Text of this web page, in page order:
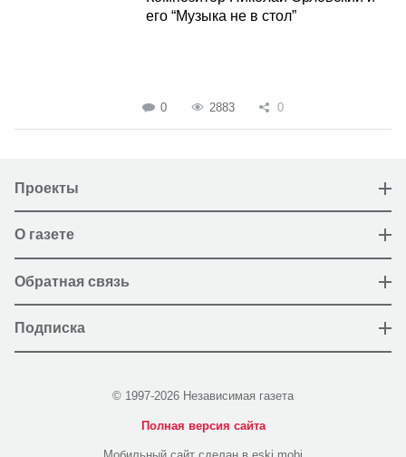
его “Музыка не в стол”
0 2883 0
Проекты
О газете
Обратная связь
Подписка
© 1997-2026 Независимая газета
Полная версия сайта